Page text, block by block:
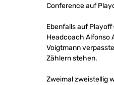
Conference auf
Ebenfalls auf
Headcoach Alfonso
Voigtmann
Zählern stehen.
Zweimal zweistellig